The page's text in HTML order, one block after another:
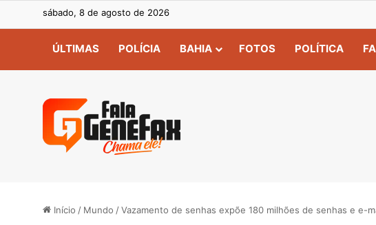
sábado, 8 de agosto de 2026
ÚLTIMAS POLÍCIA BAHIA FOTOS POLÍTICA
Início / Mundo /Vazamento de senhas expõe 180 milhões de senhas e e-